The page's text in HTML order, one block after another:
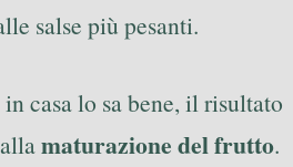
salse più pesanti.
casa lo sa bene, il risultato
maturazione del frutto.